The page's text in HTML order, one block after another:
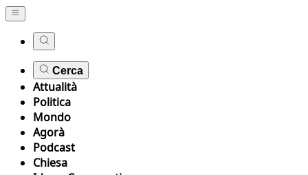
Cerca
Attualità
Politica
Mondo
Agorà
Podcast
Chiesa